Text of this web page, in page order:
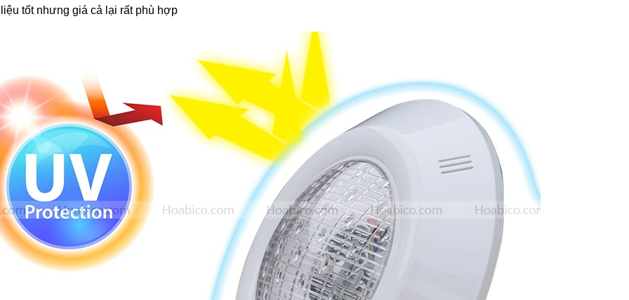
tốt nhưng giá cả lại rất phù hợp